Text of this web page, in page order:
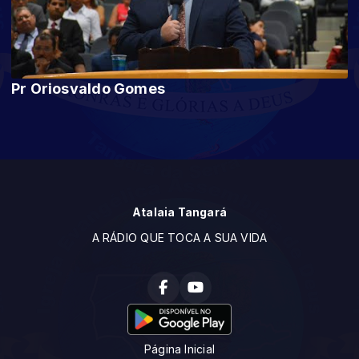
Pr Oriosvaldo Gomes
Atalaia Tangará
A RÁDIO QUE TOCA A SUA VIDA
Página Inicial